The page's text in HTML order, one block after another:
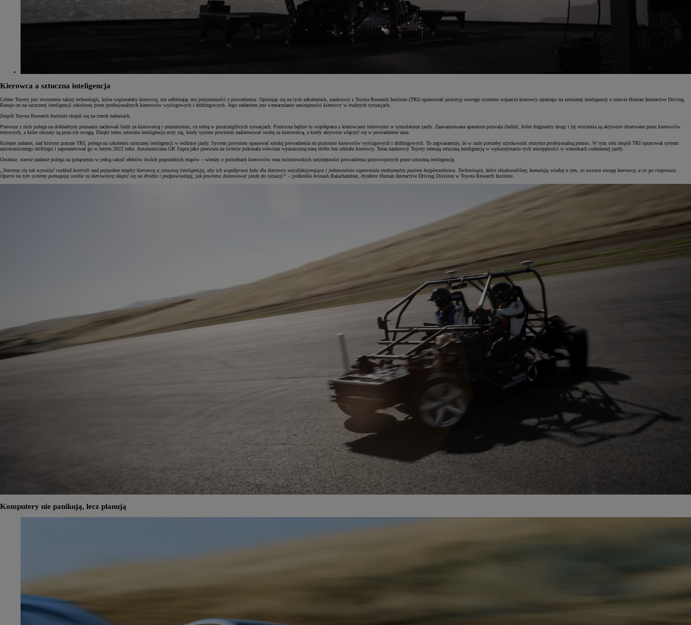
Yaris Cross
HYBRID
Kierowca a sztuczna inteligencja
Celem Toyoty jest stworzenie takiej technologii, która wspierałaby kierowcę, nie odbierając mu przyjemności z prowadzenia. Opierając się na tych założeniach, naukowcy z Toyota Research Institute (TRI) opracowali prototyp nowego systemu wsparcia kierowcy opartego na sztucznej inteligencji o nazwie Human Interactive Driving.
Bazuje on na sztucznej inteligencji szkolonej przez profesjonalnych kierowców wyścigowych i driftingowych. Jego zadaniem jest wzmacnianie umiejętności kierowcy w trudnych sytuacjach.
Zespół Toyota Research Institute skupił się na trzech zadaniach.
Pierwsze z nich polega na dokładnym poznaniu zachowań ludzi za kierownicą i zrozumieniu, co robią w poszczególnych sytuacjach. Pomocna będzie tu współpraca z kierowcami testowymi w symulatorze jazdy. Zaawansowana aparatura pozwala śledzić, które fragmenty drogi i jej otoczenia są aktywnie obserwane przez kierowców
testowych, a które obszary są poza ich uwagą. Dzięki temu sztuczna inteligencja uczy się, kiedy system powinien zaalarmować osobę za kierownicą, a kiedy aktywnie włączyć się w prowadzenie auta.
Kolejne zadanie, nad którym pracuje TRI, polega na szkoleniu sztucznej inteligencji w technice jazdy. System powinien opanować sztukę prowadzenia na poziomie kierowców wyścigowych i driftingowych. To zagwarantuje, że w razie potrzeby użytkownik otrzyma profesjonalną pomoc. W tym celu zespół TRI opracował system
autonomicznego driftingu i zaprezentował go w lutym 2022 roku. Autonomiczna GR Supra jako pierwsza na świecie pokonała wówczas wyznaczoną trasę driftu bez udziału kierowcy. Teraz naukowcy Toyoty trenują sztuczną inteligencję w wykorzystaniu tych umiejętności w warunkach codziennej jazdy.
Ostatnie, trzecie zadanie polega na połączeniu w jedną całość efektów dwóch poprzednich etapów – wiedzy o potrzebach kierowców oraz mistrzowskich umiejętności prowadzenia przyswojonych przez sztuczną inteligencję.
„Staramy się tak wyważyć rozkład kontroli nad pojazdem między kierowcą a sztuczną inteligencją, aby ich współpraca była dla kierowcy satysfakcjonująca i jednocześnie zapewniała maksymalny poziom bezpieczeństwa. Technologie, które zbudowaliśmy, kumulują wiedzę o tym, co zwraca uwagę kierowcy, a co go rozprasza.
Oparte na tym systemy pomagają osobie za kierownicą skupić się na drodze i podpowiadają, jak powinna dostosować jazdę do sytuacji” – podkreśla Avinash Balachandran, dyrektor Human Interactive Driving Division w Toyota Research Institute.
Komputery nie panikują, lecz planują